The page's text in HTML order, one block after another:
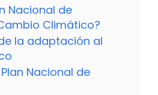
Nacional de
Climático?
la adaptación al
Nacional de